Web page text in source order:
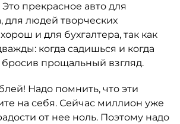
прекрасное авто для
для людей творческих
и для бухгалтера, так как
когда садишься и когда
бросив прощальный взгляд.
Надо помнить, что эти
на себя. Сейчас миллион уже
от нее ноль. Поэтому надо